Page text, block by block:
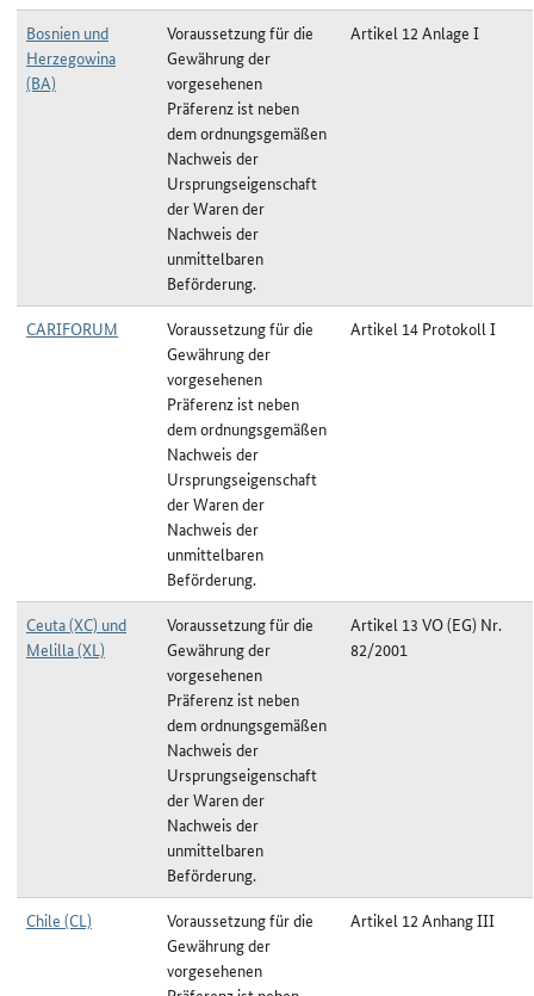
Bosnien und
Herzegowina
(BA)
Voraussetzung für die
Gewährung der
vorgesehenen
Präferenz ist neben
dem ordnungsgemäßen
Nachweis der
Ursprungseigenschaft
der Waren der
Nachweis der
unmittelbaren
Beförderung.
Artikel 12 Anlage I
CARIFORUM
Voraussetzung für die
Gewährung der
vorgesehenen
Präferenz ist neben
dem ordnungsgemäßen
Nachweis der
Ursprungseigenschaft
der Waren der
Nachweis der
unmittelbaren
Beförderung.
Artikel 14 Protokoll I
Ceuta (XC) und
Melilla (XL)
Voraussetzung für die
Gewährung der
vorgesehenen
Präferenz ist neben
dem ordnungsgemäßen
Nachweis der
Ursprungseigenschaft
der Waren der
Nachweis der
unmittelbaren
Beförderung.
Artikel 13 VO (EG) Nr.
82/2001
Chile (CL)
Voraussetzung für die
Gewährung der
vorgesehenen
Artikel 12 Anhang III